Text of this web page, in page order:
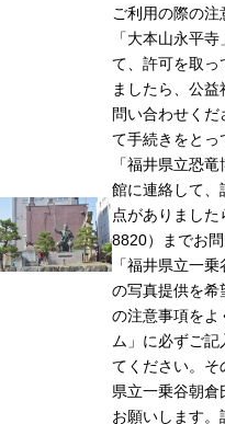
ご利用の際の注
「大本山永平
て、許可を取っ
ましたら、公
問い合わせく
て手続きをとっ
「福井県立恐
館に連絡して、
点がありまし
8820）までお問
「福井県立一
の写真提供を希
の注意事項をよ
ム」に必ずご
てください。そ
県立一乗谷朝
お願いします